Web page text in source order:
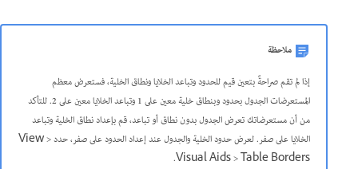
ملاحظة
إذا لم تقم صراحةً بتعين قيم للحدود وتباعد الخلايا ونطاق الخلية، فستعرض معظم
المستعرضات الجدول بحدود وبنطاق خلية معين على 1 وتباعد الخلايا معين على 2. للتأكد
من أن مستعرضاتك تعرض الجدول بدون نطاق أو تباعد، قم بإعداد نطاق الخلية وتباعد
الخلايا على صفر. لعرض حدود الخلية والجدول عند إعداد الحدود على صفر، حدد View >
Visual Aids > Table Borders.